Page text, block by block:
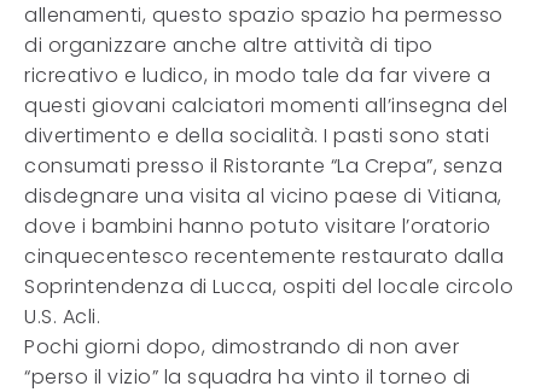
allenamenti, questo spazio spazio ha permesso
di organizzare anche altre attività di tipo
ricreativo e ludico, in modo tale da far vivere a
questi giovani calciatori momenti all’insegna del
divertimento e della socialità. I pasti sono stati
consumati presso il Ristorante “La Crepa”, senza
disdegnare una visita al vicino paese di Vitiana,
dove i bambini hanno potuto visitare l’oratorio
cinquecentesco recentemente restaurato dalla
Soprintendenza di Lucca, ospiti del locale circolo
U.S. Acli.
Pochi giorni dopo, dimostrando di non aver
“perso il vizio” la squadra ha vinto il torneo di